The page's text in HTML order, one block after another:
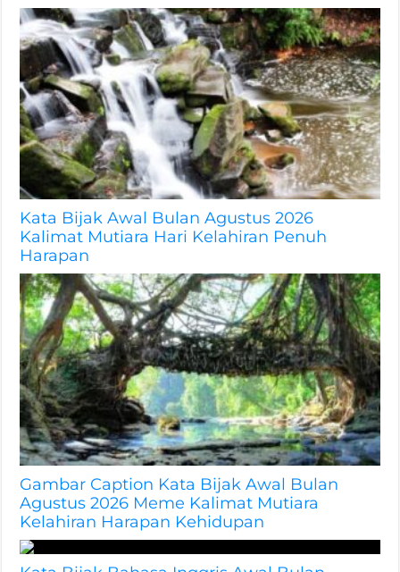
Kata Bijak Awal Bulan Agustus 2026
Kalimat Mutiara Hari Kelahiran Penuh
Harapan
Gambar Caption Kata Bijak Awal Bulan
Agustus 2026 Meme Kalimat Mutiara
Kelahiran Harapan Kehidupan